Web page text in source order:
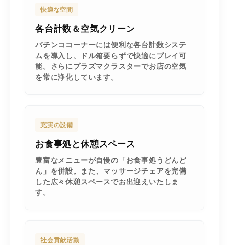
快適な空間
各台計数＆空気クリーン
パチンココーナーには便利な各台計数システ
ムを導入し、ドル箱要らずで快適にプレイ可
能。さらにプラズマクラスターでお店の空気
を常に浄化しています。
充実の設備
お食事処と休憩スペース
豊富なメニューが自慢の「お食事処うどんど
ん」を併設。また、マッサージチェアを完備
した広々休憩スペースでお出迎えいたしま
す。
社会貢献活動